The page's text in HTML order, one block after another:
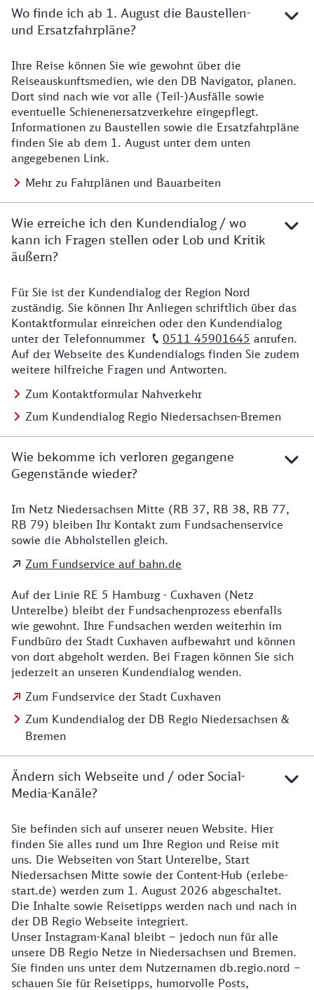
Wo finde ich ab 1. August die Baustellen-
und Ersatzfahrpläne?
Details zu Baustelle
Ihre Reise können Sie wie gewohnt über die
Reiseauskunftsmedien, wie den DB Navigator, planen.
Dort sind nach wie vor alle (Teil-)Ausfälle sowie
eventuelle Schienenersatzverkehre eingepflegt.
Informationen zu Baustellen sowie die Ersatzfahrpläne
finden Sie ab dem 1. August unter dem unten
angegebenen Link.
Mehr zu Fahrplänen und Bauarbeiten
Wie erreiche ich den Kundendialog / wo
kann ich Fragen stellen oder Lob und Kritik
äußern?
Details zu Kontakt
Für Sie ist der Kundendialog der Region Nord
zuständig. Sie können Ihr Anliegen schriftlich über das
Kontaktformular einreichen oder den Kundendialog
unter der Telefonnummer
0511 45901645 anrufen.
Auf der Webseite des Kundendialogs finden Sie zudem
weitere hilfreiche Fragen und Antworten.
Zum Kontaktformular Nahverkehr
Zum Kundendialog Regio Niedersachsen-Bremen
Wie bekomme ich verloren gegangene
Gegenstände wieder?
Details zu Kontakt
Im Netz Niedersachsen Mitte (RB 37, RB 38, RB 77,
RB 79) bleiben Ihr Kontakt zum Fundsachenservice
sowie die Abholstellen gleich.
Zum Fundservice auf bahn.de
Auf der Linie RE 5 Hamburg - Cuxhaven (Netz
Unterelbe) bleibt der Fundsachenprozess ebenfalls
wie gewohnt. Ihre Fundsachen werden weiterhin im
Fundbüro der Stadt Cuxhaven aufbewahrt und können
von dort abgeholt werden. Bei Fragen können Sie sich
jederzeit an unseren Kundendialog wenden.
Zum Fundservice der Stadt Cuxhaven
Zum Kundendialog der DB Regio Niedersachsen &
Bremen
Ändern sich Webseite und / oder Social-
Media-Kanäle?
Details zur Website
Sie befinden sich auf unserer neuen Website. Hier
finden Sie alles rund um Ihre Region und Reise mit
uns. Die Webseiten von Start Unterelbe, Start
Niedersachsen Mitte sowie der Content-Hub (erlebe-
start.de) werden zum 1. August 2026 abgeschaltet.
Die Inhalte sowie Reisetipps werden nach und nach in
der DB Regio Webseite integriert.
Unser Instagram-Kanal bleibt – jedoch nun für alle
unsere DB Regio Netze in Niedersachsen und Bremen.
Sie finden uns unter dem Nutzernamen db.regio.nord –
schauen Sie für Reisetipps, humorvolle Posts,